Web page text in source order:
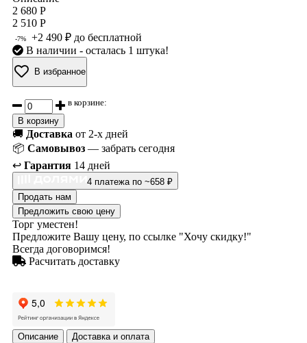
2 680 Р
2 510 Р
-7%
+2 490 ₽ до бесплатной
В наличии - осталась 1 штука!
В избранное
в корзине:
В корзину
🚚 Доставка от 2-х дней
📦 Самовывоз — забрать сегодня
↩️ Гарантия 14 дней
4 платежа по ~658 ₽
Продать нам
Предложить свою цену
Торг уместен!
Предложите Вашу цену, по ссылке "Хочу скидку!"
Всегда договоримся!
Расчитать доставку
Описание Доставка и оплата